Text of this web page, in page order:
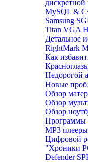
MySQL &
Samsung
Titan VGA
Детальное
RightMark
Как
Недорогой
Новые
Обзор
Обзор
Обзор
Программы
MP3
Цифровой
"Хроники
Defender